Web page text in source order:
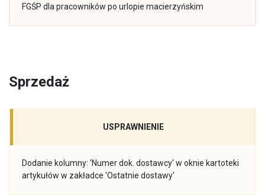
FGŚP dla pracowników po urlopie macierzyńskim
Sprzedaż
USPRAWNIENIE
Dodanie kolumny: 'Numer dok. dostawcy' w oknie kartoteki
artykułów w zakładce 'Ostatnie dostawy'